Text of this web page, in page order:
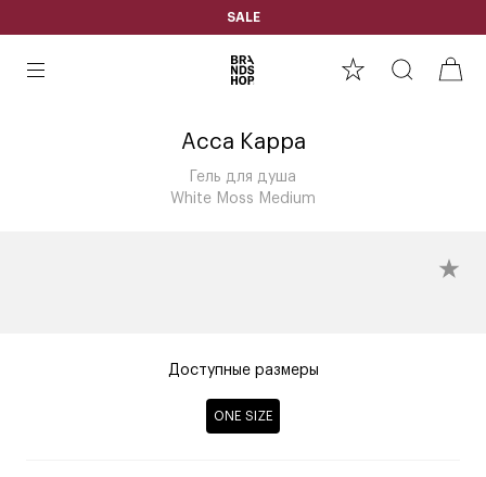
SALE
Acca Kappa
Гель для душа
White Moss Medium
Доступные размеры
ONE SIZE